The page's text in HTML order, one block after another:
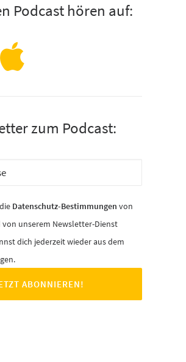
Podcast hören auf:
zum Podcast:
Datenschutz-Bestimmungen von
unserem Newsletter-Dienst
dich jederzeit wieder aus dem